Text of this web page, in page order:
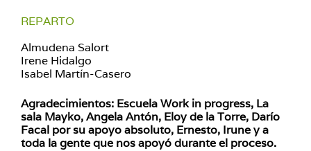
REPARTO
Almudena Salort
Irene Hidalgo
Isabel Martín-Casero
Agradecimientos: Escuela Work in progress, La
sala Mayko, Angela Antón, Eloy de la Torre, Darío
Facal por su apoyo absoluto, Ernesto, Irune y a
toda la gente que nos apoyó durante el proceso.